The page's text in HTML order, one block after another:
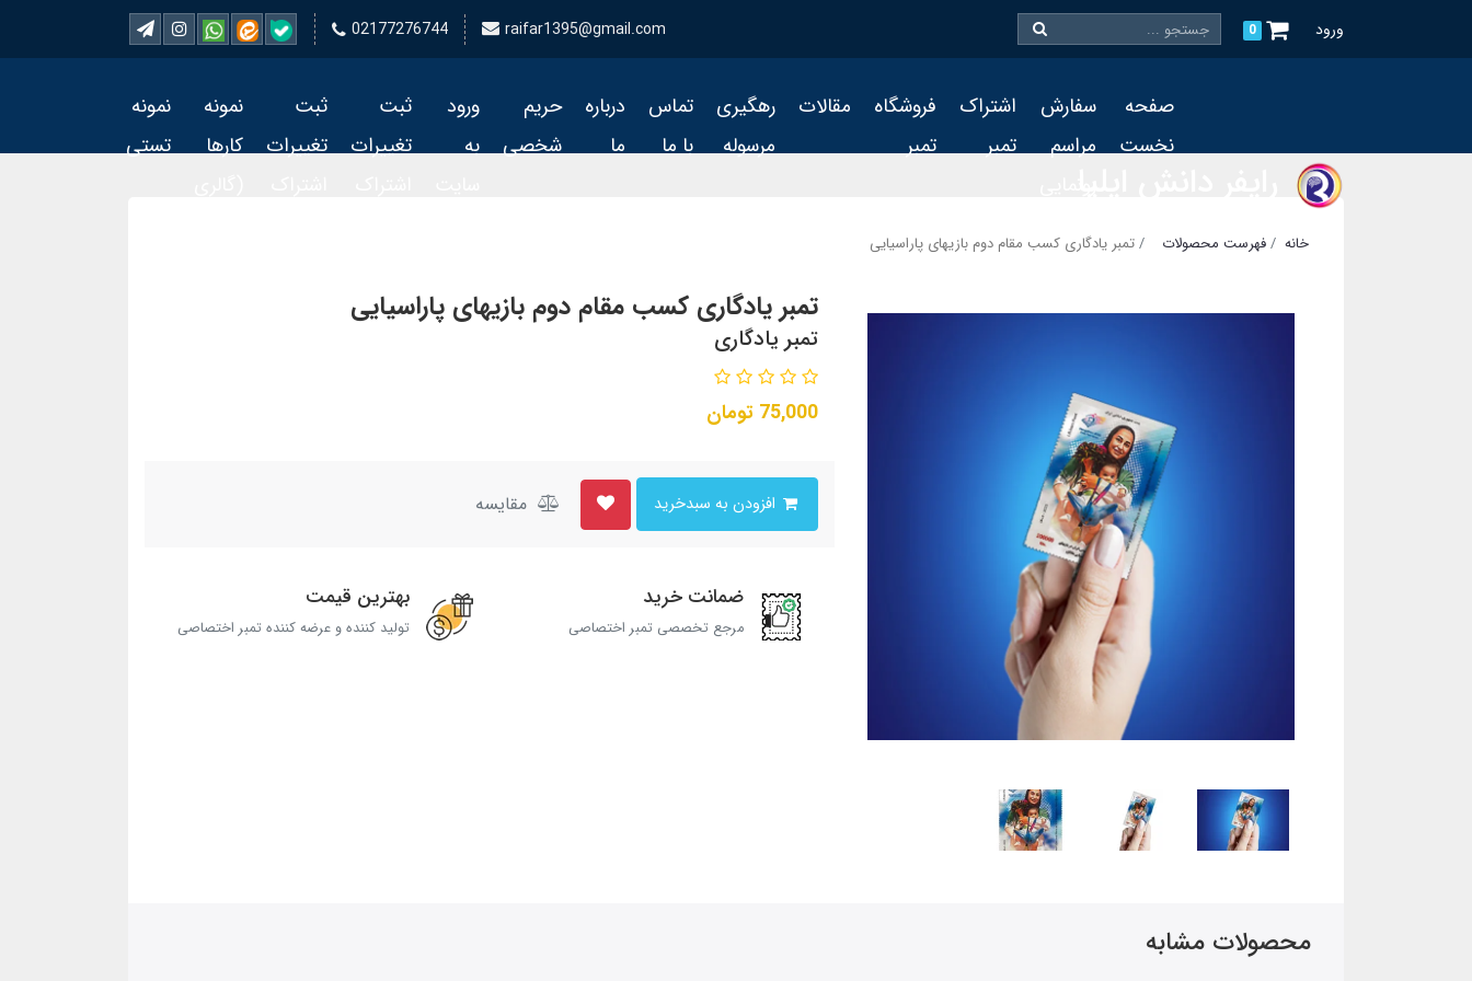
ورود 0
02177276744 raifar1395@gmail.com
صفحه
نخست
سفارش
مراسم
اشتراک
تمبر
فروشگاه
تمبر
مقالات
رهگیری
مرسوله
تماس
با ما
درباره
ما
حریم
شخصی
ورود
به
ثبت
تغییرات
ثبت
تغییرات
نمونه
کارها
نمونه
تستی
خانه فهرست محصولات تمبر یادگاری کسب مقام دوم بازیهای پاراسیایی
تمبر یادگاری کسب مقام دوم بازیهای پاراسیایی
تمبر یادگاری
75,000 تومان
مقایسه
ضمانت خرید
مرجع تخصصی تمبر اختصاصی
بهترین قیمت
تولید کننده و عرضه کننده تمبر اختصاصی
محصولات مشابه